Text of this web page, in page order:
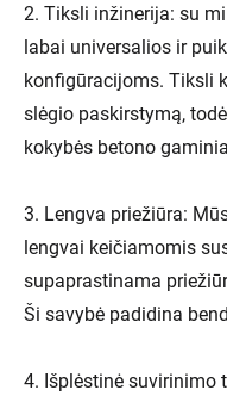
2. Tiksli inžinerija: su
labai universalios ir
konfigūracijoms. Tiksli
slėgio paskirstymą,
kokybės betono
3. Lengva priežiūra:
lengvai keičiamomis
supaprastinama
Ši savybė padidina
4. Išplėstinė suvirinimo